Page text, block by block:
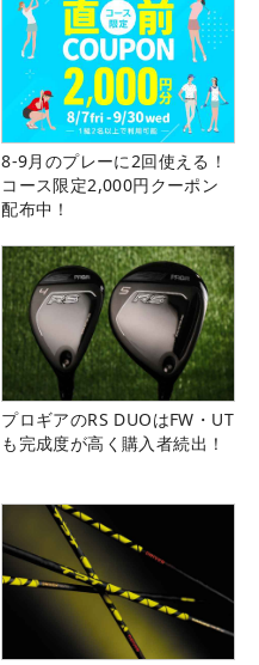
8-9月のプレーに2回使える！
コース限定2,000円クーポン
配布中！
プロギアのRS DUOはFW・UT
も完成度が高く購入者続出！